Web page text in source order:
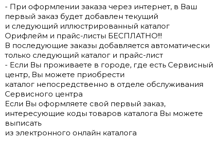
- При оформлении заказа через интернет, в Ваш
первый заказ будет добавлен текущий
и следующий иллюстрированный каталог
Орифлейм и прайс-листы БЕСПЛАТНО!!!
В последующие заказы добавляется автоматически
только следующий каталог и прайс-лист
- Если Вы проживаете в городе, где есть Сервисный
центр, Вы можете приобрести
каталог непосредственно в отделе обслуживания
Сервисного центра
Если Вы оформляете свой первый заказ,
интересующие коды товаров каталога Вы можете
выписать
из электронного онлайн каталога